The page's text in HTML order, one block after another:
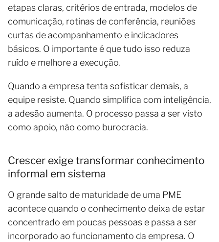
etapas claras, critérios de entrada, modelos de
comunicação, rotinas de conferência, reuniões
curtas de acompanhamento e indicadores
básicos. O importante é que tudo isso reduza
ruído e melhore a execução.
Quando a empresa tenta sofisticar demais, a
equipe resiste. Quando simplifica com inteligência,
a adesão aumenta. O processo passa a ser visto
como apoio, não como burocracia.
Crescer exige transformar conhecimento
informal em sistema
O grande salto de maturidade de uma PME
acontece quando o conhecimento deixa de estar
concentrado em poucas pessoas e passa a ser
incorporado ao funcionamento da empresa. O